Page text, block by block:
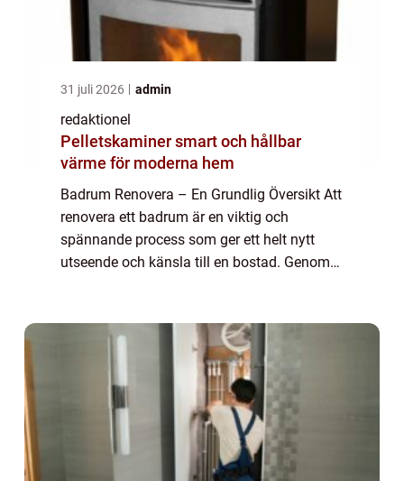
31 juli 2026 admin
redaktionel
Pelletskaminer smart och hållbar
värme för moderna hem
Badrum Renovera – En Grundlig Översikt Att
renovera ett badrum är en viktig och
spännande process som ger ett helt nytt
utseende och känsla till en bostad. Genom